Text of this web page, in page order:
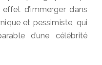
d’immerger dans
et pessimiste, qui
d’une célébrité